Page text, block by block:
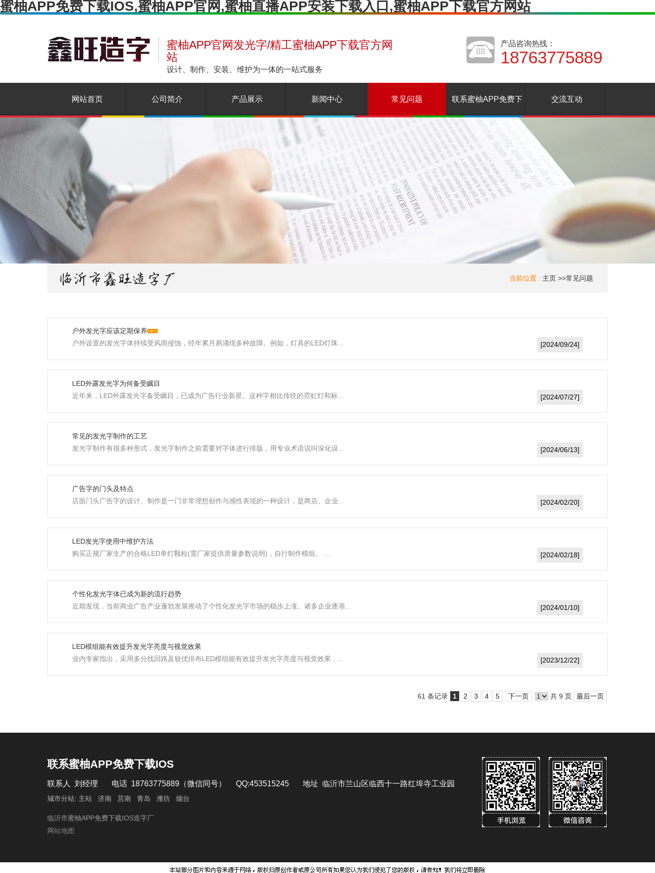
蜜柚APP免费下载IOS,蜜柚APP官网,蜜柚直播APP安装下载入口,蜜柚APP下载官方网站
蜜柚APP官网发光字/精工蜜柚APP下载官方网
站
设计、制作、安装、维护为一体的一站式服务
产品咨询热线：
18763775889
网站首页 公司简介 产品展示 新闻中心 常见问题 联系蜜柚APP免费下
载IOS
交流互动
当前位置 : 主页 >>常见问题
户外发光字应该定期保养
户外设置的发光字体持续受风雨侵蚀，经年累月易涌现多种故障。例如，灯具的LED灯珠...
[2024/09/24]
LED外露发光字为何备受瞩目
近年来，LED外露发光字备受瞩目，已成为广告行业新星。这种字相比传统的霓虹灯和标...
[2024/07/27]
常见的发光字制作的工艺
发光字制作有很多种形式，发光字制作之前需要对字体进行排版，用专业术语说叫深化设...
[2024/06/13]
广告字的门头及特点
店面门头广告字的设计、制作是一门非常理想创作与感性表现的一种设计，是商店、企业...
[2024/02/20]
LED发光字使用中维护方法
购买正规厂家生产的合格LED单灯颗粒(需厂家提供质量参数说明)，自行制作模组。 ...
[2024/02/18]
个性化发光字体已成为新的流行趋势
近期发现，当前商业广告产业蓬勃发展推动了个性化发光字市场的稳步上涨。诸多企业逐渐...
[2024/01/10]
LED模组能有效提升发光字亮度与视觉效果
业内专家指出，采用多分线回路及较优排布LED模组能有效提升发光字亮度与视觉效果，...
[2023/12/22]
61 条记录 1 2 3 4 5 下一页 共 9 页 最后一页
联系蜜柚APP免费下载IOS
联系人 刘经理 电话 18763775889（微信同号） QQ:453515245 地址 临沂市兰山区临西十一路红埠寺工业园
城市分站: 主站 济南 莒南 青岛 潍坊 烟台
临沂市蜜柚APP免费下载IOS造字厂
网站地图